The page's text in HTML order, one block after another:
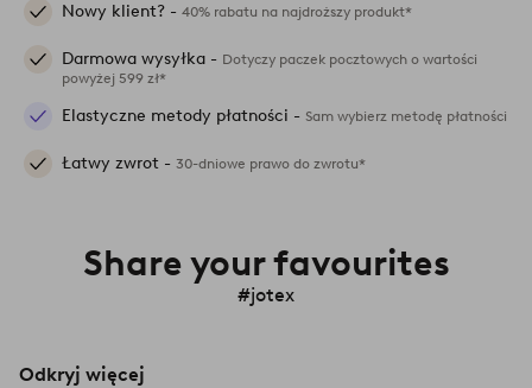
Nowy klient? - 40% rabatu na najdroższy produkt*
Darmowa wysyłka - Dotyczy paczek pocztowych o wartości
powyżej 599 zł*
Elastyczne metody płatności - Sam wybierz metodę płatności
Łatwy zwrot - 30-dniowe prawo do zwrotu*
Share your favourites
#jotex
Odkryj więcej